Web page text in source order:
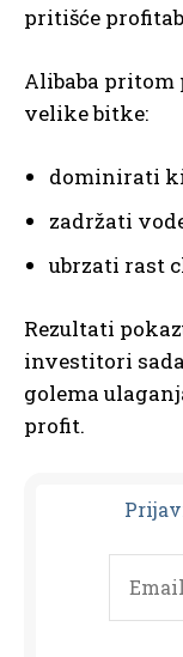
pritišće
Alibaba
velike bitke:
dominirati
zadržati
ubrzati rast
Rezultati
investitori
golema
profit.